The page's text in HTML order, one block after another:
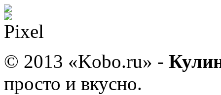
© 2013 «Kobo.ru» -
просто и вкусно.